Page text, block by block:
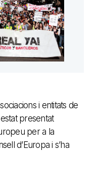
i entitats de
presentat
per a la
d’Europa i s’ha